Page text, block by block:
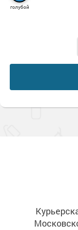
Сопутствующие
Морозостойкие
Морозостойкие
Сопутствующие
голубой